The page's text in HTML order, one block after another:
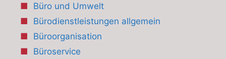
Büro und Umwelt
Bürodienstleistungen allgemein
Büroorganisation
Büroservice